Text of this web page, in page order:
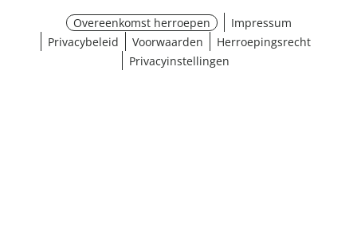
Overeenkomst herroepen
Impressum
Privacybeleid
Voorwaarden
Herroepingsrecht
Privacyinstellingen